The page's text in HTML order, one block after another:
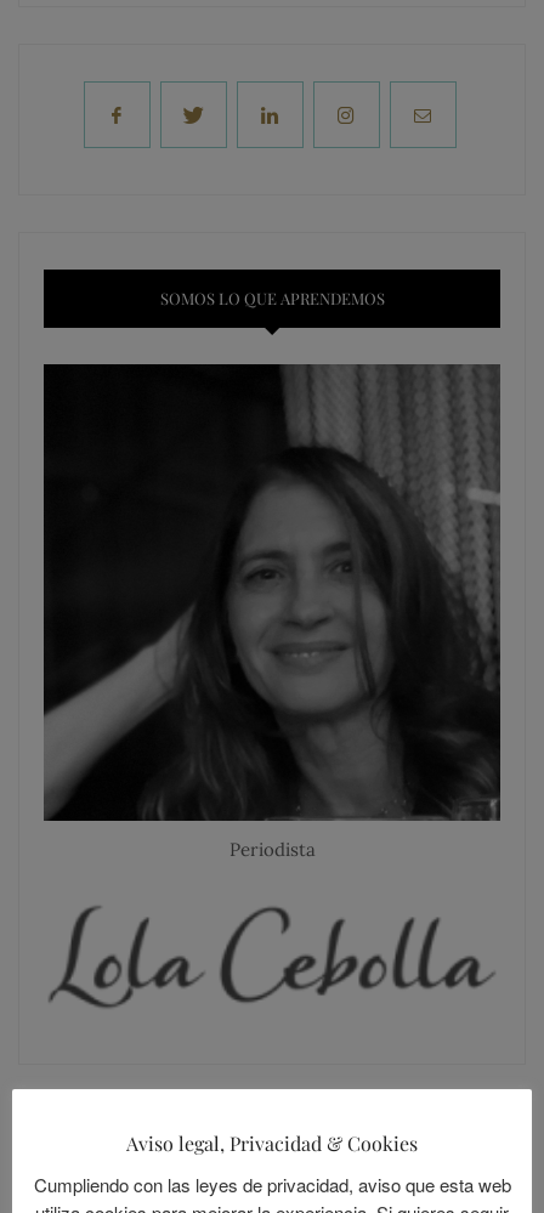
SOMOS LO QUE APRENDEMOS
Periodista
Aviso legal, Privacidad & Cookies
Cumpliendo con las leyes de privacidad, aviso que esta web